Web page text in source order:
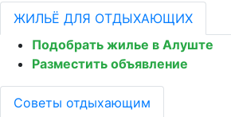
ЖИЛЬЁ ДЛЯ ОТДЫХАЮЩИХ
Подобрать жилье в Алуште
Разместить объявление
Советы отдыхающим